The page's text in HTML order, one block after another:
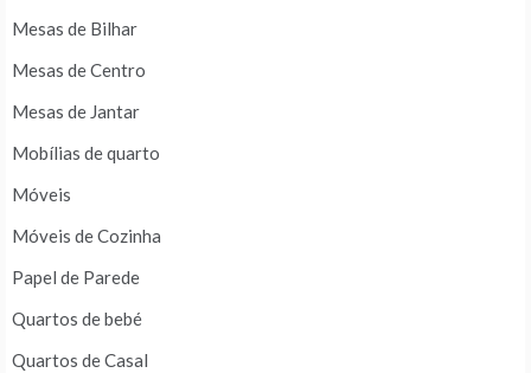
Mesas de Bilhar
Mesas de Centro
Mesas de Jantar
Mobílias de quarto
Móveis
Móveis de Cozinha
Papel de Parede
Quartos de bebé
Quartos de Casal